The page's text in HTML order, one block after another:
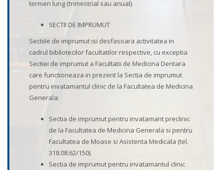
termen lung (trimestrial sau anual).
SECTII DE IMPRUMUT
Sectiile de imprumut isi desfasoara activitatea in
cadrul bibliotecilor facultatilor respective, cu exceptia
Sectiei de imprumut a Facultatii de Medicina Dentara
care functioneaza in prezent la Sectia de imprumut
pentru invatamantul clinic de la Facultatea de Medicina
Generala:
Sectia de imprumut pentru invatamant preclinic
de la Facultatea de Medicina Generala si pentru
Facultatea de Moase si Asistenta Medicala (tel.
318.08.62/150).
Sectia de imprumut pentru invatamantul clinic